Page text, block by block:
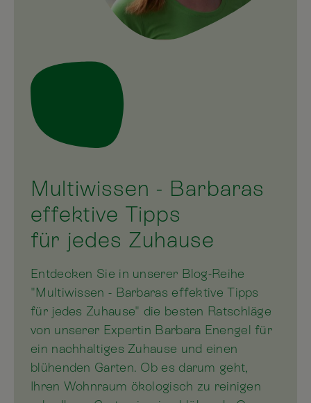
Multiwissen - Barbaras
effektive Tipps
für jedes Zuhause
Entdecken Sie in unserer Blog-Reihe
"Multiwissen - Barbaras effektive Tipps
für jedes Zuhause" die besten Ratschläge
von unserer Expertin Barbara Enengel für
ein nachhaltiges Zuhause und einen
blühenden Garten. Ob es darum geht,
Ihren Wohnraum ökologisch zu reinigen